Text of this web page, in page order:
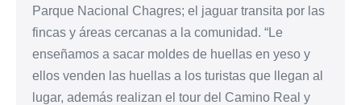
Parque Nacional Chagres; el jaguar transita por las
fincas y áreas cercanas a la comunidad. “Le
enseñamos a sacar moldes de huellas en yeso y
ellos venden las huellas a los turistas que llegan al
lugar, además realizan el tour del Camino Real y